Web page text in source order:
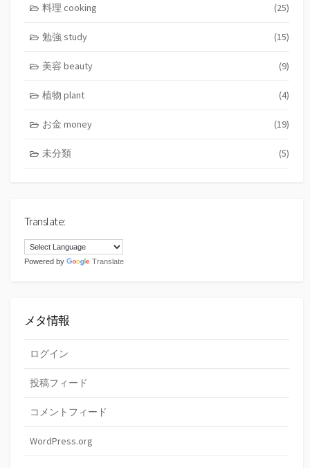
料理 cooking (25)
勉強 study (15)
美容 beauty (9)
植物 plant (4)
お金 money (19)
未分類 (5)
Translate:
Powered by Translate
メタ情報
ログイン
投稿フィード
コメントフィード
WordPress.org